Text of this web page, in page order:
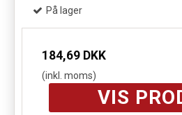
På lager
184,69 DKK
(inkl. moms)
VIS